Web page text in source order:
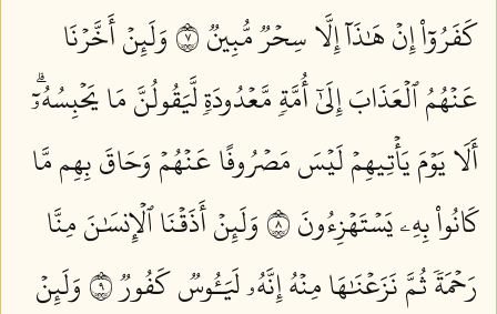
كَفَرُوٓاْ إِنۡ هَٰذَآ إِلَّا سِحۡرٞ مُّبِينٞ ٧
وَلَئِنۡ أَخَّرۡنَا
عَنۡهُمُ ٱلۡعَذَابَ إِلَىٰٓ أُمَّةٖ مَّعۡدُودَةٖ لَّيَقُولُنَّ مَا يَحۡبِسُهُۥٓۗ
أَلَا يَوۡمَ يَأۡتِيهِمۡ لَيۡسَ مَصۡرُوفًا عَنۡهُمۡ وَحَاقَ بِهِم مَّا
كَانُواْ بِهِۦ يَسۡتَهۡزِءُونَ ٨
وَلَئِنۡ أَذَقۡنَا ٱلۡإِنسَٰنَ مِنَّا
رَحۡمَةٗ ثُمَّ نَزَعۡنَٰهَا مِنۡهُ إِنَّهُۥ لَيَـُٔوسٞ كَفُورٞ ٩
وَلَئِنۡ